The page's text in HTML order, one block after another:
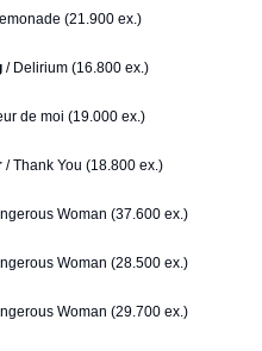
(21.900 ex.)
/ Delirium (16.800 ex.)
de moi (19.000 ex.)
/ Thank You (18.800 ex.)
Woman (37.600 ex.)
Woman (28.500 ex.)
Woman (29.700 ex.)